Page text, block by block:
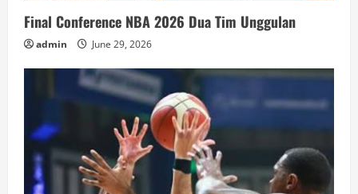
Final Conference NBA 2026 Dua Tim Unggulan
admin June 29, 2026